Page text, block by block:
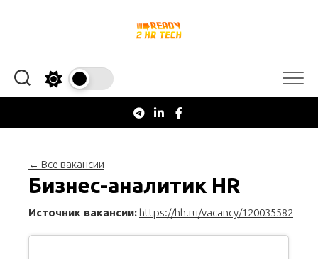
← Все вакансии
Бизнес-аналитик HR
Источник вакансии: https://hh.ru/vacancy/120035582